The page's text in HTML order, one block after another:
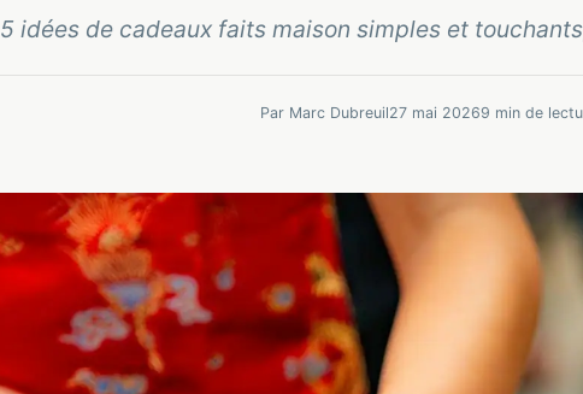
5 idées de cadeaux faits maison simples et
Par Marc Dubreuil27 mai 20269 min de